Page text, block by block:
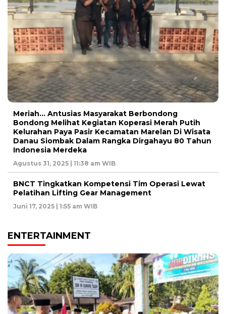
Meriah… Antusias Masyarakat Berbondong
Bondong Melihat Kegiatan Koperasi Merah Putih
Kelurahan Paya Pasir Kecamatan Marelan Di Wisata
Danau Siombak Dalam Rangka Dirgahayu 80 Tahun
Indonesia Merdeka
Agustus 31, 2025 | 11:38 am WIB
BNCT Tingkatkan Kompetensi Tim Operasi Lewat
Pelatihan Lifting Gear Management
Juni 17, 2025 | 1:55 am WIB
ENTERTAINMENT